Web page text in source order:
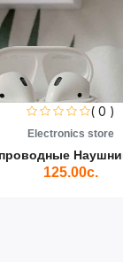
( 0 )
Electronics store
125.00с.